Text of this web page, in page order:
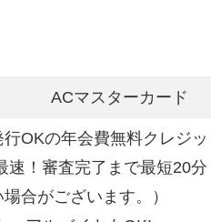
ACマスターカード
OKの年会費無料クレジッ
速！審査完了まで最短20
合がございます。）